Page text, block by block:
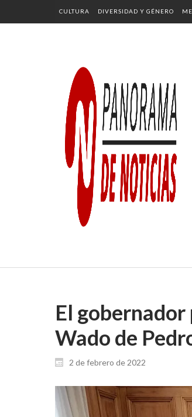
CULTURA DIVERSIDAD Y GÉNERO
El
Wado de
2 de febrero de 2022